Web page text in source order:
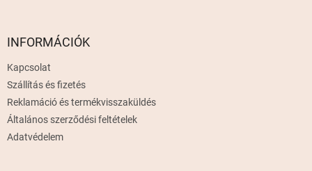
INFORMÁCIÓK
Kapcsolat
Szállítás és fizetés
Reklamáció és termékvisszaküldés
Általános szerződési feltételek
Adatvédelem